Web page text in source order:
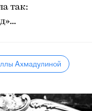
так:
Ахмадулиной